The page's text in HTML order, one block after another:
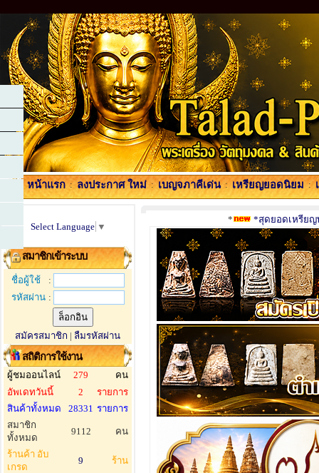
หน้าแรก : ลงประกาศ ใหม่ : เบญจภาคีเด่น : เหรียญยอดนิยม :
Select Language ▼
สมาชิกเข้าระบบ
ชื่อผู้ใช้
:
รหัสผ่าน :
สมัครสมาชิก | ลืมรหัสผ่าน
สถิติการใช้งาน
ผู้ชมออนไลน์ 279
คน
อัพเดทวันนี้
2
รายการ
สินค้าทั้งหมด
28331 รายการ
สมาชิก
ทั้งหมด
9112 คน
ร้านค้า อับ
เกรด
9 ร้าน
* *สุดยอดเหรียญ